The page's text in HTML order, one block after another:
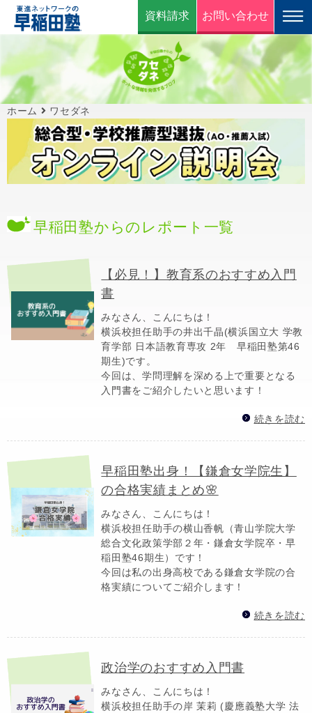
資料請求 お問い合わせ
ホーム ワセダネ
早稲田塾からのレポート一覧
【必見！】教育系のおすすめ入門
書
みなさん、こんにちは！
横浜校担任助手の井出千晶(横浜国立大 学教
育学部 日本語教育専攻 2年 早稲田塾第46
期生)です。
今回は、学問理解を深める上で重要となる
入門書をご紹介したいと思います！
続きを読む
早稲田塾出身！【鎌倉女学院生】
の合格実績まとめ🌸
みなさん、こんにちは！
横浜校担任助手の横山香帆（青山学院大学
総合文化政策学部２年・鎌倉女学院卒・早
稲田塾46期生）です！
今回は私の出身高校である鎌倉女学院の合
格実績についてご紹介します！
続きを読む
政治学のおすすめ入門書
みなさん、こんにちは！
横浜校担任助手の岸 茉莉 (慶應義塾大学 法